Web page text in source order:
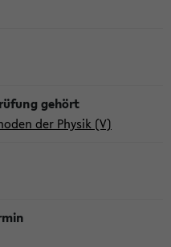
der Physik (V)